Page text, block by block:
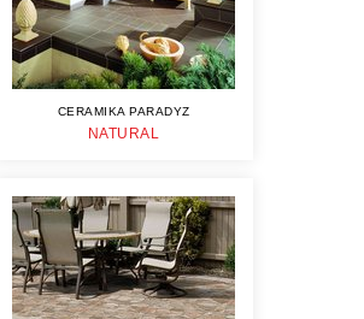
CERAMIKA PARADYZ
NATURAL